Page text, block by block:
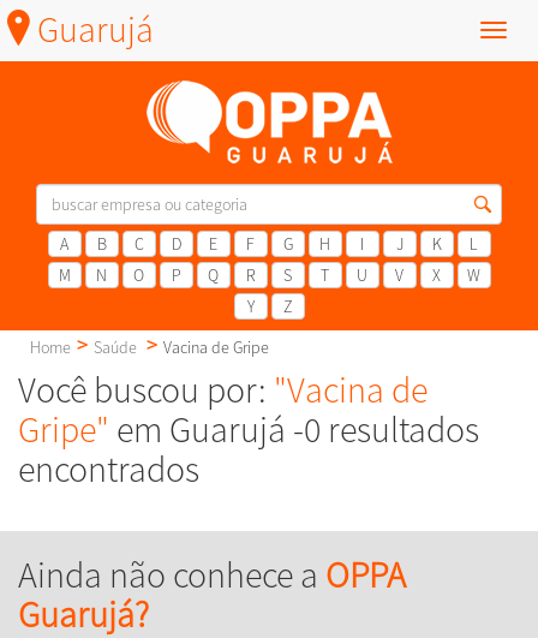
Menu
Guarujá
A B C D E F G H I J K
L
M
N O P Q R S T U V X
W
Y
Z
Home
Saúde Vacina de Gripe
Você buscou por: "Vacina de
Gripe" em Guarujá -0 resultados
encontrados
Ainda não conhece a OPPA
Guarujá?